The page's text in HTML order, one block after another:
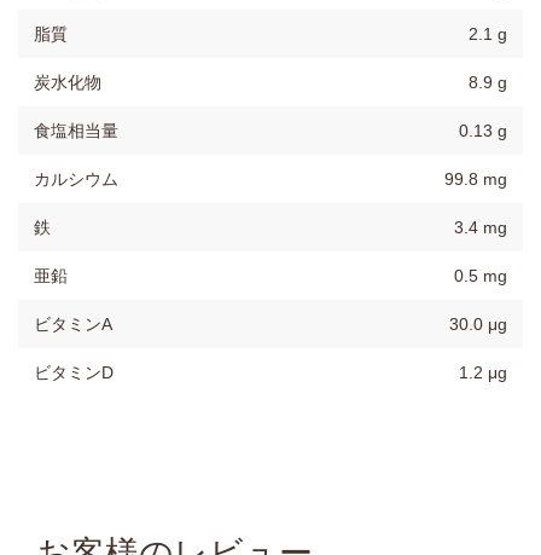
脂質 2.1 g
炭水化物 8.9 g
食塩相当量 0.13 g
カルシウム 99.8 mg
鉄 3.4 mg
亜鉛 0.5 mg
ビタミンA 30.0 μg
ビタミンD 1.2 μg